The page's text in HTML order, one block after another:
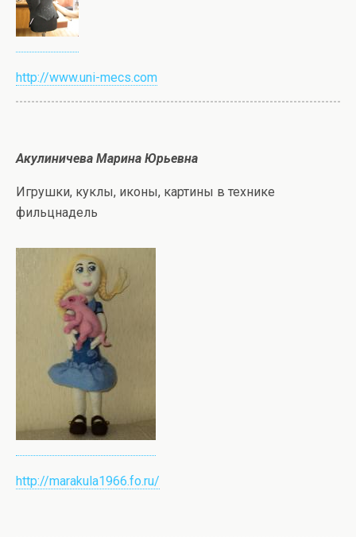
http://www.uni-mecs.com
Акулиничева Марина Юрьевна
Игрушки, куклы, иконы, картины в технике
фильцнадель
http://marakula1966.fo.ru/